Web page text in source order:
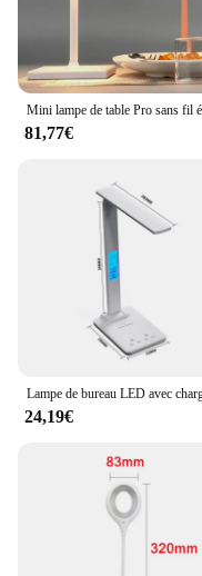
81,77€
24,19€